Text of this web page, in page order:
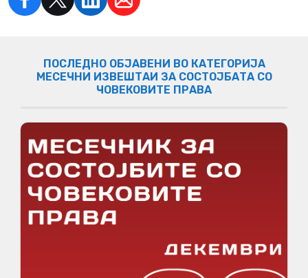
ПОСЛЕДНО ОБЈАВЕНИ ВО КАТЕГОРИЈА
МЕСЕЧНИ ИЗВЕШТАИ ЗА СОСТОЈБАТА СО
ЧОВЕКОВИТЕ ПРАВА